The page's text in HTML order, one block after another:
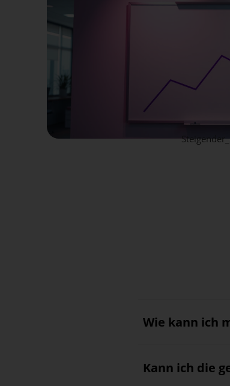
Wie kann ich
Kann ich die